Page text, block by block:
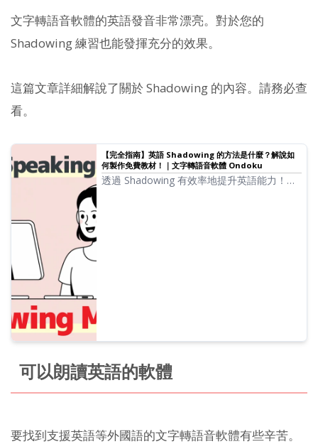
文字轉語音軟體的英語發音非常漂亮。對於您的
Shadowing 練習也能發揮充分的效果。
這篇文章詳細解說了關於 Shadowing 的內容。請務必查
看。
【完全指南】英語 Shadowing 的方法是什麼？解說如
何製作免費教材！｜文字轉語音軟體 Ondoku
透過 Shadowing 有效率地提升英語能力！針
可以朗讀英語的軟體
要找到支援英語等外國語的文字轉語音軟體有些辛苦。